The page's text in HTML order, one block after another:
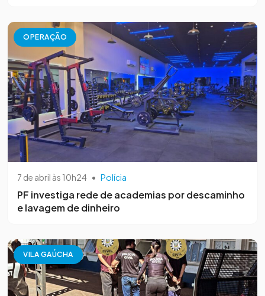
OPERAÇÃO
7 de abril às 10h24 • Polícia
PF investiga rede de academias por descaminho
e lavagem de dinheiro
VILA GAÚCHA